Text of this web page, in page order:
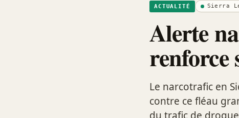
ACTUALITÉ Sierra
Alerte
renforce
Le narcotrafic en
contre ce fléau